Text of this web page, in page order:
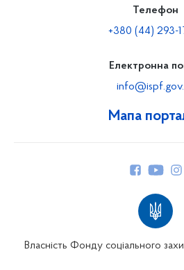
Мапа
Телефон
+380 (44) 293-
Електронна
Власність Фонду соціального